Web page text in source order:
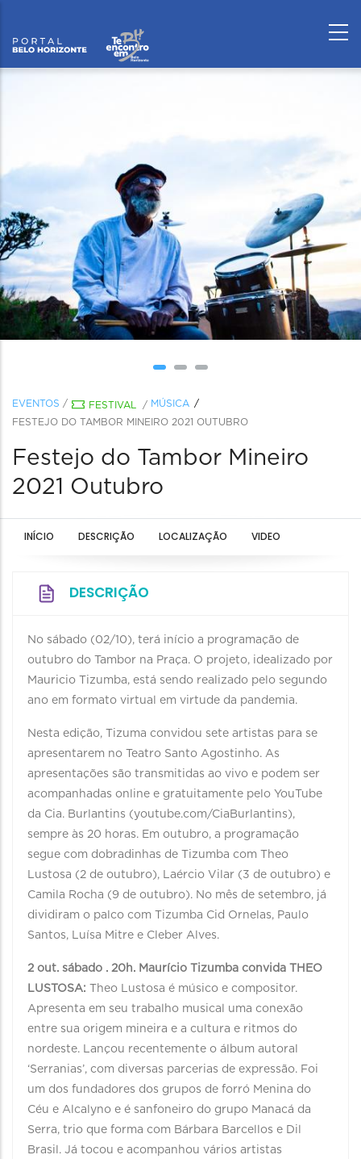
EVENTOS / FESTIVAL / MÚSICA
FESTEJO DO TAMBOR MINEIRO 2021 OUTUBRO
Festejo do Tambor Mineiro
2021 Outubro
INÍCIO DESCRIÇÃO LOCALIZAÇÃO VIDEO
DESCRIÇÃO
No sábado (02/10), terá início a programação de
outubro do Tambor na Praça. O projeto, idealizado por
Mauricio Tizumba, está sendo realizado pelo segundo
ano em formato virtual em virtude da pandemia.
Nesta edição, Tizuma convidou sete artistas para se
apresentarem no Teatro Santo Agostinho. As
apresentações são transmitidas ao vivo e podem ser
acompanhadas online e gratuitamente pelo YouTube
da Cia. Burlantins (youtube.com/CiaBurlantins),
sempre às 20 horas. Em outubro, a programação
segue com dobradinhas de Tizumba com Theo
Lustosa (2 de outubro), Laércio Vilar (3 de outubro) e
Camila Rocha (9 de outubro). No mês de setembro, já
dividiram o palco com Tizumba Cid Ornelas, Paulo
Santos, Luísa Mitre e Cleber Alves.
2 out. sábado . 20h. Maurício Tizumba convida THEO
LUSTOSA: Theo Lustosa é músico e compositor.
Apresenta em seu trabalho musical uma conexão
entre sua origem mineira e a cultura e ritmos do
nordeste. Lançou recentemente o álbum autoral
‘Serranias’, com diversas parcerias de expressão. Foi
um dos fundadores dos grupos de forró Menina do
Céu e Alcalyno e é sanfoneiro do grupo Manacá da
Serra, trio que forma com Bárbara Barcellos e Dil
Brasil. Já tocou e acompanhou vários artistas